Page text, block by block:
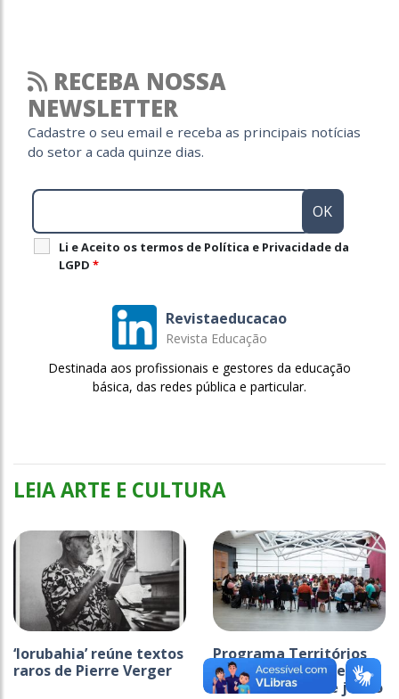
RECEBA NOSSA
NEWSLETTER
Cadastre o seu email e receba as principais notícias
do setor a cada quinze dias.
Li e Aceito os termos de Política e Privacidade da
LGPD *
Revistaeducacao
Revista Educação
Destinada aos profissionais e gestores da educação
básica, das redes pública e particular.
LEIA ARTE E CULTURA
‘Iorubahia’ reúne textos
raros de Pierre Verger
Programa Territórios
2026 tem inscrições
abertas até 22 de junho